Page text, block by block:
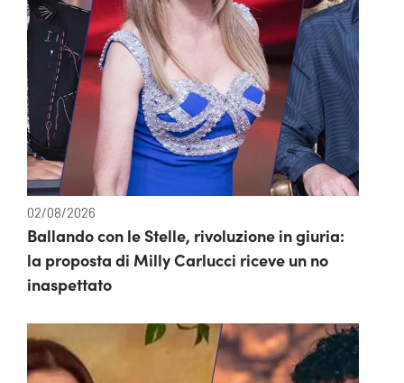
02/08/2026
Ballando con le Stelle, rivoluzione in giuria:
la proposta di Milly Carlucci riceve un no
inaspettato